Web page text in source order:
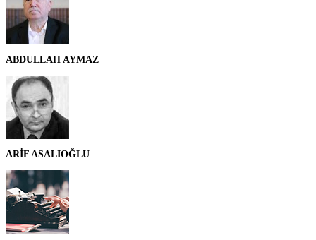
ABDULLAH AYMAZ
ARİF ASALIOĞLU